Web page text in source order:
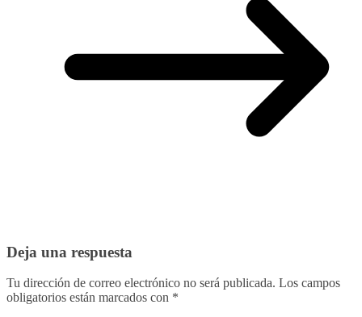
Deja una respuesta
Tu dirección de correo electrónico no será publicada. Los campos
obligatorios están marcados con *